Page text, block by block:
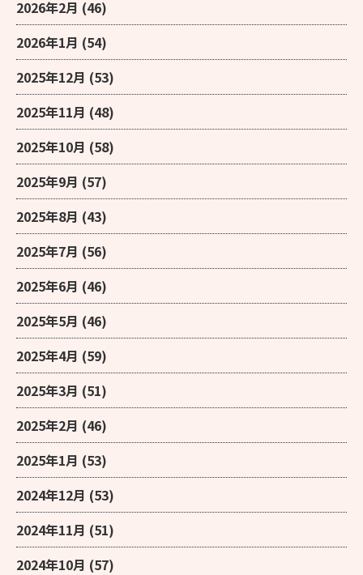
2026年2月 (46)
2026年1月 (54)
2025年12月 (53)
2025年11月 (48)
2025年10月 (58)
2025年9月 (57)
2025年8月 (43)
2025年7月 (56)
2025年6月 (46)
2025年5月 (46)
2025年4月 (59)
2025年3月 (51)
2025年2月 (46)
2025年1月 (53)
2024年12月 (53)
2024年11月 (51)
2024年10月 (57)